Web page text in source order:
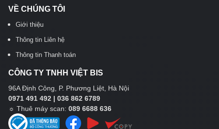
VỀ CHÚNG TÔI
Giới thiệu
Thông tin Liên hệ
Thông tin Thanh toán
CÔNG TY TNHH VIỆT BIS
96A Định Công, P. Phương Liệt, Hà Nội
0971 491 492 | 036 862 6789
☼ Thuê máy scan: 089 6688 636